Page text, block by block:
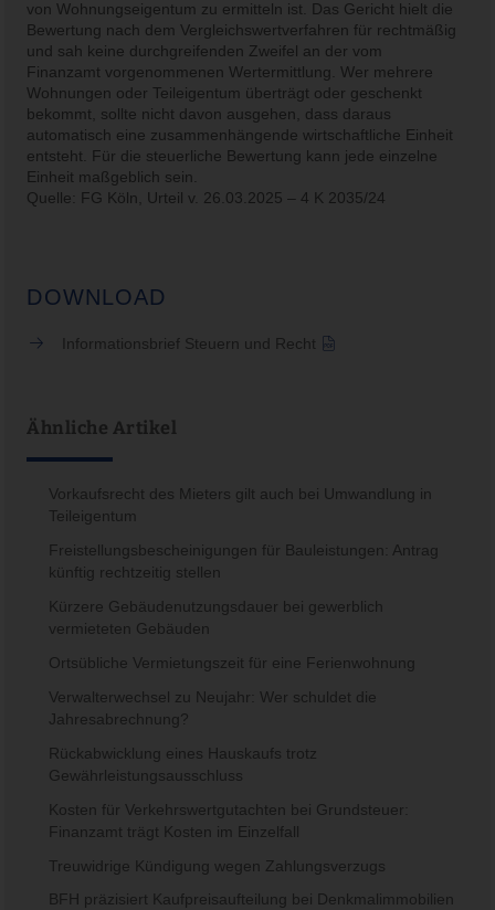
von Wohnungseigentum zu ermitteln ist. Das Gericht hielt die
Bewertung nach dem Vergleichswertverfahren für rechtmäßig
und sah keine durchgreifenden Zweifel an der vom
Finanzamt vorgenommenen Wertermittlung. Wer mehrere
Wohnungen oder Teileigentum überträgt oder geschenkt
bekommt, sollte nicht davon ausgehen, dass daraus
automatisch eine zusammenhängende wirtschaftliche Einheit
entsteht. Für die steuerliche Bewertung kann jede einzelne
Einheit maßgeblich sein.
Quelle: FG Köln, Urteil v. 26.03.2025 – 4 K 2035/24
DOWNLOAD
Informationsbrief Steuern und Recht
Ähnliche Artikel
Vorkaufsrecht des Mieters gilt auch bei Umwandlung in
Teileigentum
Freistellungsbescheinigungen für Bauleistungen: Antrag
künftig rechtzeitig stellen
Kürzere Gebäudenutzungsdauer bei gewerblich
vermieteten Gebäuden
Ortsübliche Vermietungszeit für eine Ferienwohnung
Verwalterwechsel zu Neujahr: Wer schuldet die
Jahresabrechnung?
Rückabwicklung eines Hauskaufs trotz
Gewährleistungsausschluss
Kosten für Verkehrswertgutachten bei Grundsteuer:
Finanzamt trägt Kosten im Einzelfall
Treuwidrige Kündigung wegen Zahlungsverzugs
BFH präzisiert Kaufpreisaufteilung bei Denkmalimmobilien